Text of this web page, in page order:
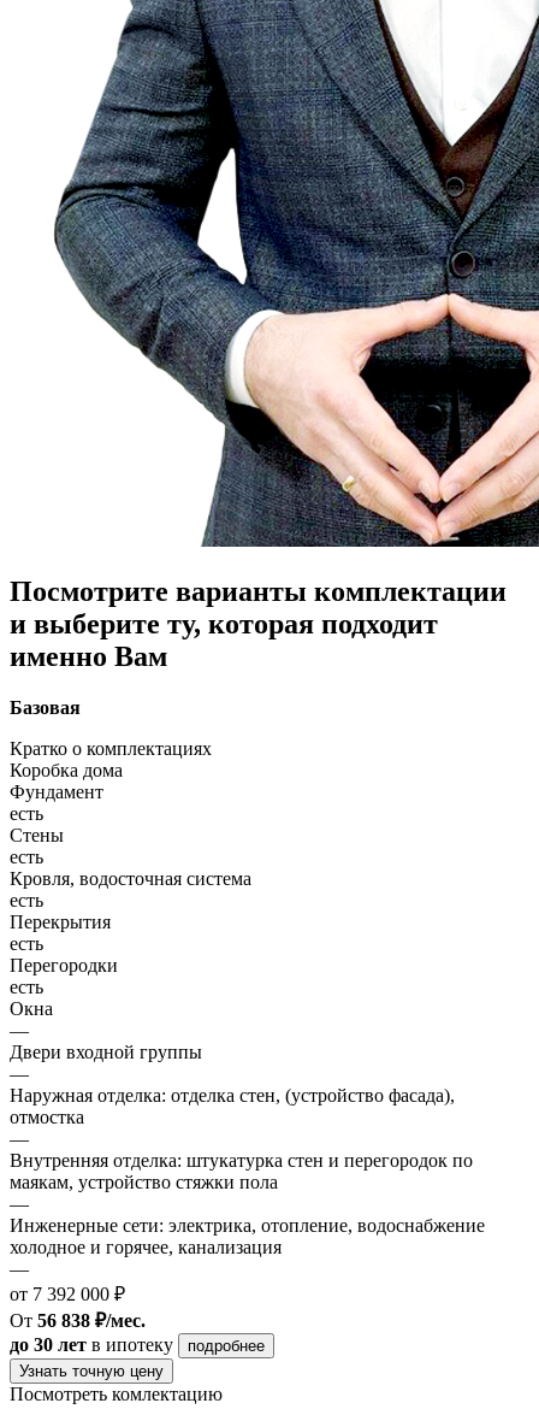
Посмотрите варианты комплектации
и выберите ту, которая подходит
именно Вам
Базовая
Кратко о комплектациях
Коробка дома
Фундамент
есть
Стены
есть
Кровля, водосточная система
есть
Перекрытия
есть
Перегородки
есть
Окна
—
Двери входной группы
—
Наружная отделка: отделка стен, (устройство фасада),
отмостка
—
Внутренняя отделка: штукатурка стен и перегородок по
маякам, устройство стяжки пола
—
Инженерные сети: электрика, отопление, водоснабжение
холодное и горячее, канализация
—
от 7 392 000 ₽
От 56 838 ₽/мес.
до 30 лет в ипотеку
подробнее
Узнать точную цену
Посмотреть комлектацию